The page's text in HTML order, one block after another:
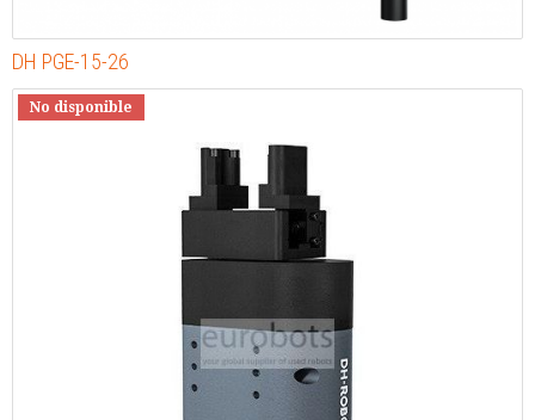
DH PGE-15-26
No disponible